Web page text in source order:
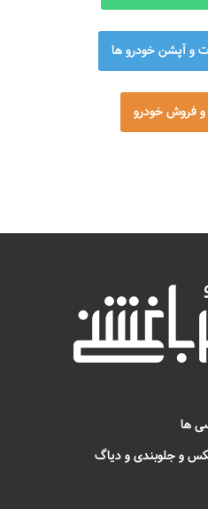
آپشن خودرو ها
فروش خودرو
ها
و جلوبندی و دیاگ